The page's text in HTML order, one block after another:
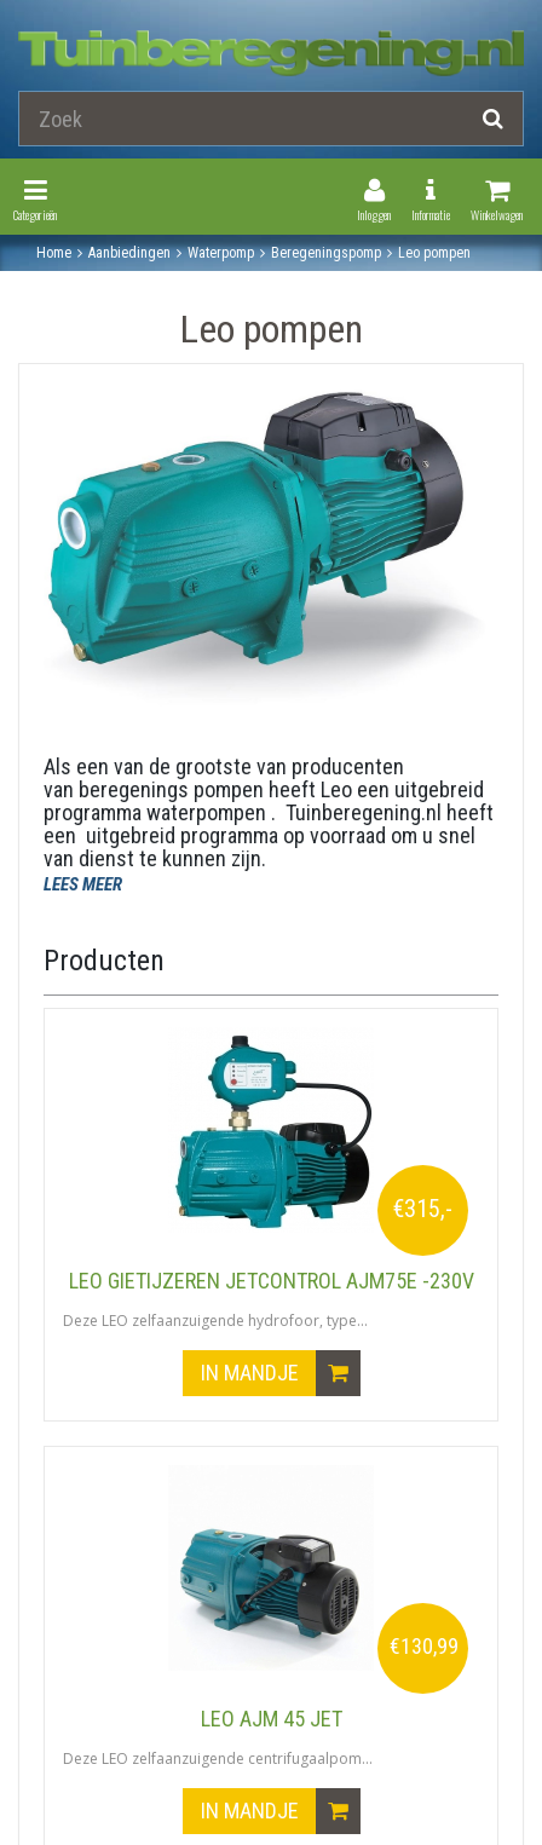
Winkelwagen
Toggle
Informatie
Inloggen
Toggle Navigation
Categorieën
Home Aanbiedingen Waterpomp Beregeningspomp Leo pompen
Leo pompen
Als een van de grootste van producenten
van beregenings pompen heeft Leo een uitgebreid
programma waterpompen . Tuinberegening.nl heeft
een uitgebreid programma op voorraad om u snel
van dienst te kunnen zijn.
Ook levert tuinberegening.nl een compleet
LEES MEER
Producten
€315,-
LEO GIETIJZEREN JETCONTROL AJM75E -230V
Deze LEO zelfaanzuigende hydrofoor, type...
IN MANDJE
€130,99
LEO AJM 45 JET
Deze LEO zelfaanzuigende centrifugaalpom...
IN MANDJE